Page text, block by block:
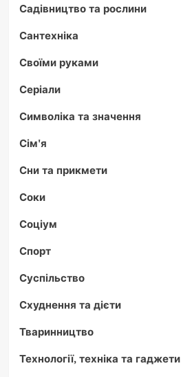
Садівництво та рослини
Сантехніка
Своїми руками
Серіали
Символіка та значення
Сім'я
Сни та прикмети
Соки
Соціум
Спорт
Суспільство
Схуднення та дієти
Тваринництво
Технології, техніка та гаджети